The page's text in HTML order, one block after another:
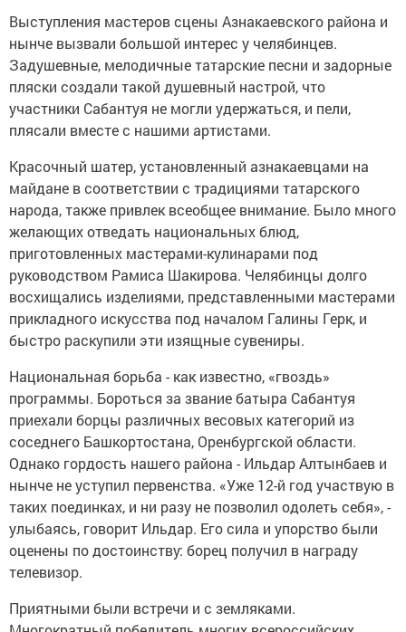
Выступления мастеров сцены Азнакаевского района и
нынче вызвали большой интерес у челябинцев.
Задушевные, мелодичные татарские песни и задорные
пляски создали такой душевный настрой, что
участники Сабантуя не могли удержаться, и пели,
плясали вместе с нашими артистами.
Красочный шатер, установленный азнакаевцами на
майдане в соответствии с традициями татарского
народа, также привлек всеобщее внимание. Было много
желающих отведать национальных блюд,
приготовленных мастерами-кулинарами под
руководством Рамиса Шакирова. Челябинцы долго
восхищались изделиями, представленными мастерами
прикладного искусства под началом Галины Герк, и
быстро раскупили эти изящные сувениры.
Национальная борьба - как известно, «гвоздь»
программы. Бороться за звание батыра Сабантуя
приехали борцы различных весовых категорий из
соседнего Башкортостана, Оренбургской области.
Однако гордость нашего района - Ильдар Алтынбаев и
нынче не уступил первенства. «Уже 12-й год участвую в
таких поединках, и ни разу не позволил одолеть себя», -
улыбаясь, говорит Ильдар. Его сила и упорство были
оценены по достоинству: борец получил в награду
телевизор.
Приятными были встречи и с земляками.